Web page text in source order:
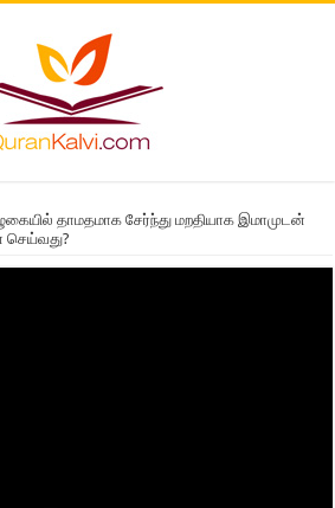
தாமதமாக சேர்ந்து மறதியாக இமாமுடன்
செய்வது?